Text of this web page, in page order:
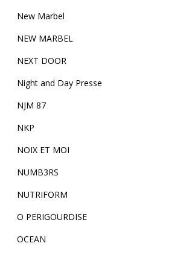
New Marbel
NEW MARBEL
NEXT DOOR
Night and Day Presse
NJM 87
NKP
NOIX ET MOI
NUMB3RS
NUTRIFORM
O PERIGOURDISE
OCEAN